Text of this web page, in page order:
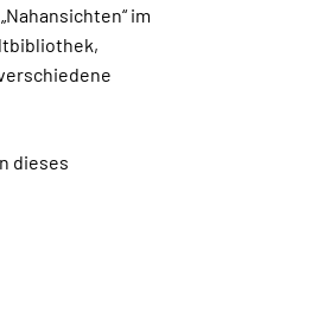
im
dieses